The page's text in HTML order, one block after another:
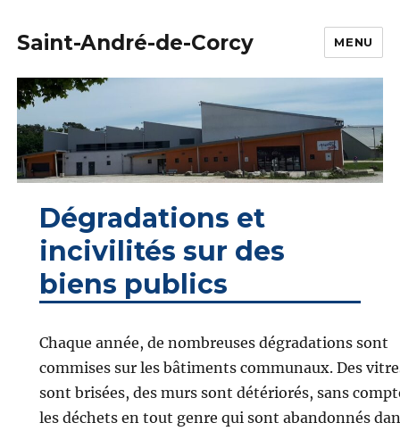
Saint-André-de-Corcy MENU
Dégradations et
incivilités sur des
biens publics
Chaque année, de nombreuses dégradations sont
commises sur les bâtiments communaux. Des
sont brisées, des murs sont détériorés, sans
les déchets en tout genre qui sont abandonnés